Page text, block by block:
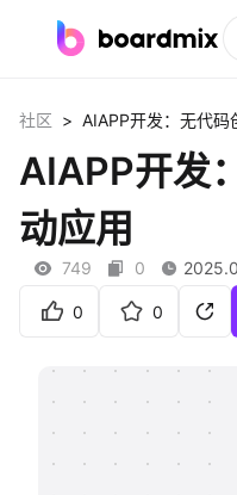
社区资源
会员
企业服务
客户案例
社区 > AIAPP开发：无代码
AIAPP开发
动应用
749 0
0 0